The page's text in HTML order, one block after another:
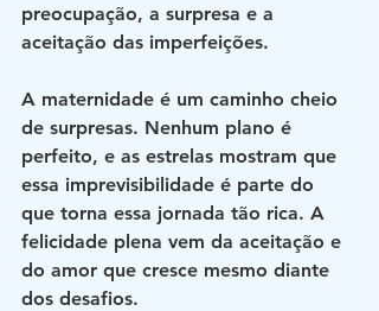
preocupação, a surpresa e a
aceitação das imperfeições.
A maternidade é um caminho cheio
de surpresas. Nenhum plano é
perfeito, e as estrelas mostram que
essa imprevisibilidade é parte do
que torna essa jornada tão rica. A
felicidade plena vem da aceitação e
do amor que cresce mesmo diante
dos desafios.